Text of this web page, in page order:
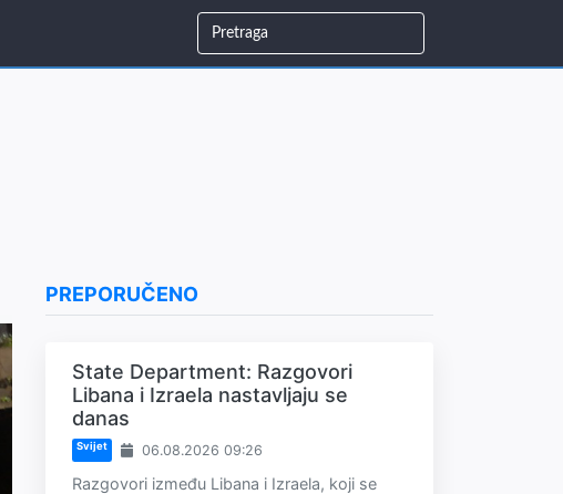
PREPORUČENO
State Department: Razgovori
Libana i Izraela nastavljaju se
danas
Svijet 06.08.2026 09:26
Razgovori između Libana i Izraela, koji se